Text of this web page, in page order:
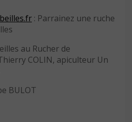
: Parrainez une ruche
au Rucher de
COLIN, apiculteur Un
BULOT